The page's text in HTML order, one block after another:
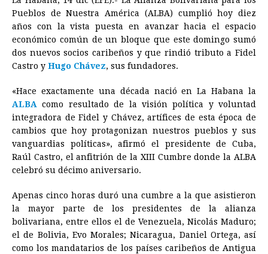
c
e
b
o
k
s
s
e
n
e
r
a
t
s
A
p
r
a
d
n
t
e
r
s
n
k
e
d
n
a
i
l
i
n
t
p
y
L
i
k
Pueblos de Nuestra América (ALBA) cumplió hoy diez
años con la vista puesta en avanzar hacia el espacio
económico común de un bloque que este domingo sumó
dos nuevos socios caribeños y que rindió tributo a Fidel
Castro y Hugo Chávez, sus fundadores.
«Hace exactamente una década nació en La Habana la
ALBA como resultado de la visión política y voluntad
integradora de Fidel y Chávez, artífices de esta época de
cambios que hoy protagonizan nuestros pueblos y sus
vanguardias políticas», afirmó el presidente de Cuba,
Raúl Castro, el anfitrión de la XIII Cumbre donde la ALBA
celebró su décimo aniversario.
Apenas cinco horas duró una cumbre a la que asistieron
la mayor parte de los presidentes de la alianza
bolivariana, entre ellos el de Venezuela, Nicolás Maduro;
el de Bolivia, Evo Morales; Nicaragua, Daniel Ortega, así
como los mandatarios de los países caribeños de Antigua